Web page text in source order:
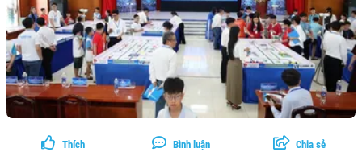
Thích Bình luận Chia sẻ